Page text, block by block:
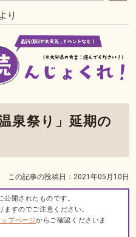
り
泉祭り」延期の
この記事の投稿日：2021年05月10日
開されたものです。
すのでご注意ください。
プページからご確認くださいま